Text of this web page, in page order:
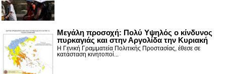
Μεγάλη προσοχή: Πολύ Υψηλός ο κίνδυνος
πυρκαγιάς και στην Αργολίδα την Κυριακή
Η Γενική Γραμματεία Πολιτικής Προστασίας, έθεσε σε
κατάσταση κινητοποί...